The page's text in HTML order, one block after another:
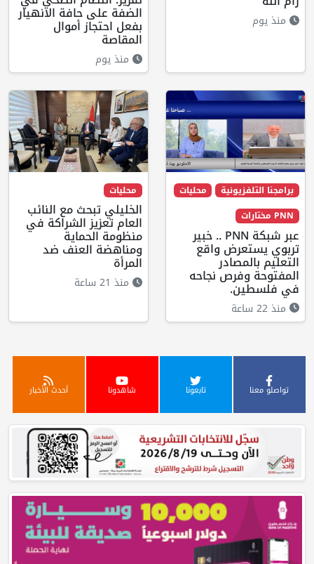
منذ يوم الضفة على حافة الانهيار
بفعل احتجاز أموال
المقاصة
منذ يوم
برامجنا التلفزيونية
محليات
PNN مختارات
عبر شبكة PNN .. خبير
تربوي يستعرض واقع
التعليم بالمصادر
المفتوحة وفرص نجاحه
في فلسطين.
منذ 22 ساعة
محليات
الخليلي تبحث مع النائب
العام تعزيز الشراكة في
منظومة الحماية
ومناهضة العنف ضد
المرأة
منذ 21 ساعة
تواصلو معنا تابعونا شاهدونا أحدث الأخبار